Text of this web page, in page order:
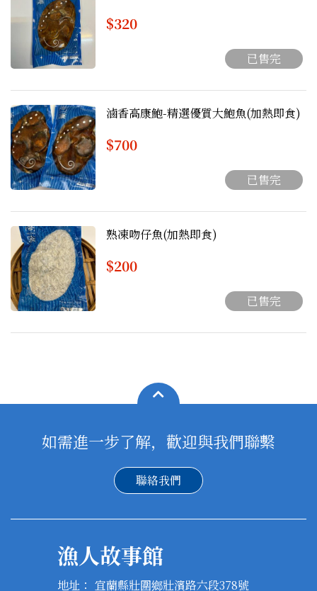
$320
已售完
滷香高康鮑-精選優質大鮑魚(加熱即食)
$700
已售完
熟凍吻仔魚(加熱即食)
$200
已售完
如需進一步了解，歡迎與我們聯繫
聯絡我們
漁人故事館
地址： 宜蘭縣壯圍鄉壯濱路六段378號